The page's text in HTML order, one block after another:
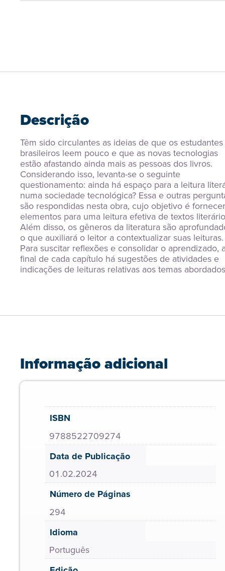
Descrição
Têm sido circulantes as ideias de que os estudantes
brasileiros leem pouco e que as novas tecnologias
estão afastando ainda mais as pessoas dos livros.
Considerando isso, levanta-se o seguinte
questionamento: ainda há espaço para a leitura
numa sociedade tecnológica? Essa e outras
são respondidas nesta obra, cujo objetivo é fornecer
elementos para uma leitura efetiva de textos
Além disso, os gêneros da literatura são
o que auxiliará o leitor a contextualizar suas leituras.
Para suscitar reflexões e consolidar o aprendizado,
final de cada capítulo há sugestões de atividades e
indicações de leituras relativas aos temas
Informação adicional
ISBN
9788522709274
Data de Publicação
01.02.2024
Número de Páginas
294
Idioma
Português